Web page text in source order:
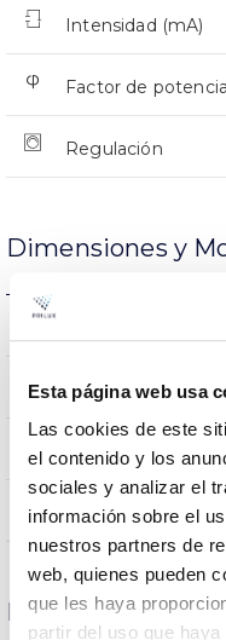
Esta página web usa
Las cookies de este
el contenido y los
sociales y analizar el
información sobre el
nuestros partners de
web, quienes pueden
que les haya
partir del uso que
Intensidad (mA)
Factor de
Regulación
Dimensiones y
Dimensiones
Empalmable
Iluminación
Datos ópticos